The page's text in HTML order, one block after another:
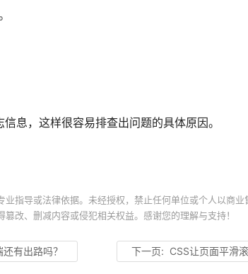
息，这样很容易排查出问题的具体原因。
指导或法律依据。未经授权，禁止任何单位或个人以商
改、删减内容或侵犯相关权益。感谢您的理解与支持！
有出路吗？ 下一页: CSS让页面平滑